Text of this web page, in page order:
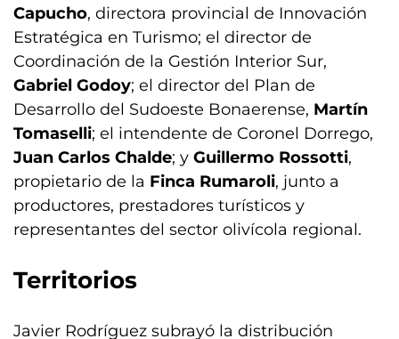
Capucho, directora provincial de Innovación
Estratégica en Turismo; el director de
Coordinación de la Gestión Interior Sur,
Gabriel Godoy; el director del Plan de
Desarrollo del Sudoeste Bonaerense, Martín
Tomaselli; el intendente de Coronel Dorrego,
Juan Carlos Chalde; y Guillermo Rossotti,
propietario de la Finca Rumaroli, junto a
productores, prestadores turísticos y
representantes del sector olivícola regional.
Territorios
Javier Rodríguez subrayó la distribución